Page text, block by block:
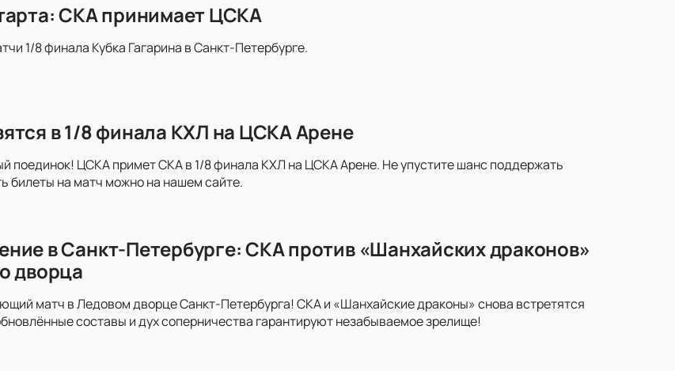
СКА принимает ЦСКА
1/8 финала Кубка Гагарина в Санкт-Петербурге.
в 1/8 финала КХЛ на ЦСКА Арене
поединок! ЦСКА примет СКА в 1/8 финала КХЛ на ЦСКА Арене. Не упустите шанс поддержать
билеты на матч можно на нашем сайте.
в Санкт-Петербурге: СКА против «Шанхайских драконов»
дворца
матч в Ледовом дворце Санкт-Петербурга! СКА и «Шанхайские драконы» снова встретятся
составы и дух соперничества гарантируют незабываемое зрелище!